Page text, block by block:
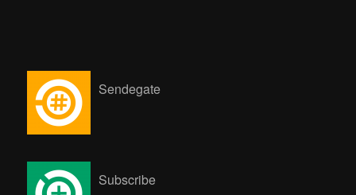
Sendegate
Subscribe